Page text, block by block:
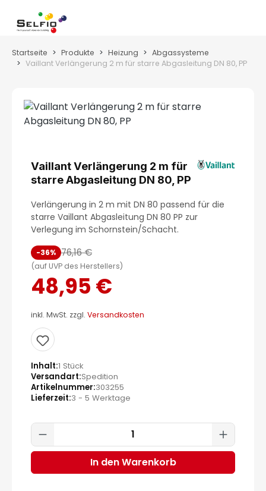
Zum Hauptinhalt springen
Startseite Produkte Heizung
Abgassysteme
Vaillant Verlängerung 2 m für starre Abgasleitung DN 80, PP
Vaillant Verlängerung 2 m für
starre Abgasleitung DN 80, PP
Verlängerung in 2 m mit DN 80 passend für die
starre Vaillant Abgasleitung DN 80 PP zur
Verlegung im Schornstein/Schacht.
-36% 76,16 €
(auf UVP des Herstellers)
48,95 €
inkl. MwSt. zzgl. Versandkosten
Inhalt 1 Stück
Versandart Spedition
Artikelnummer 303255
Lieferzeit 3 - 5 Werktage
Produkt Anzahl: Gib den
In den Warenkorb